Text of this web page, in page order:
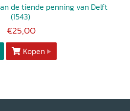
de tiende penning van Delft
(1543)
€25,00
Kopen